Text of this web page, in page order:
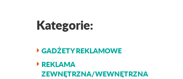
Kategorie:
GADŻETY REKLAMOWE
REKLAMA
ZEWNĘTRZNA/WEWNĘTRZNA